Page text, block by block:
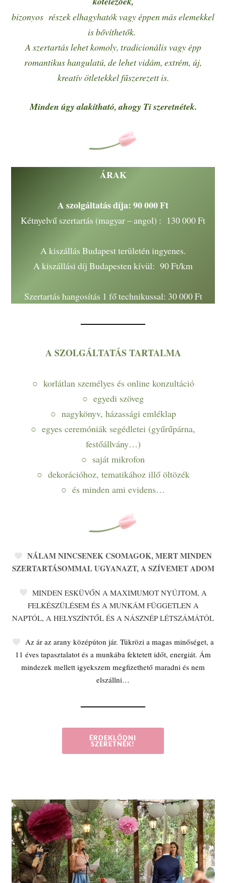
bizonyos részek elhagyhatók vagy éppen más elemekkel
is bővíthetők.
A szertartás lehet komoly, tradicionális vagy épp
romantikus hangulatú, de lehet vidám, extrém, új,
kreatív ötletekkel fűszerezett is.
Minden úgy alakítható, ahogy Ti szeretnétek.
ÁRAK
A szolgáltatás díja: 90 000 Ft
Kétnyelvű szertartás (magyar – angol) : 130 000 Ft
A kiszállás Budapest területén ingyenes.
A kiszállási díj Budapesten kívül: 90 Ft/km
Szertartás hangosítás 1 fő technikussal: 30 000 Ft
A SZOLGÁLTATÁS TARTALMA
○ korlátlan személyes és online konzultáció
○ egyedi szöveg
○ nagykönyv, házassági emléklap
○ egyes ceremóniák segédletei (gyűrűpárna,
festőállvány…)
○ saját mikrofon
○ dekorációhoz, tematikához illő öltözék
○ és minden ami evidens…
NÁLAM NINCSENEK CSOMAGOK, MERT MINDEN
SZERTARTÁSOMMAL UGYANAZT, A SZÍVEMET ADOM
MINDEN ESKÜVŐN A MAXIMUMOT NYÚJTOM, A
FELKÉSZÜLÉSEM ÉS A MUNKÁM FÜGGETLEN A
NAPTÓL, A HELYSZÍNTŐL ÉS A NÁSZNÉP LÉTSZÁMÁTÓL
Az ár az arany középúton jár. Tükrözi a magas minőséget, a
11 éves tapasztalatot és a munkába fektetett időt, energiát. Ám
mindezek mellett igyekszem megfizethető maradni és nem
elszállni…
ÉRDEKLŐDNI
SZERETNÉK!